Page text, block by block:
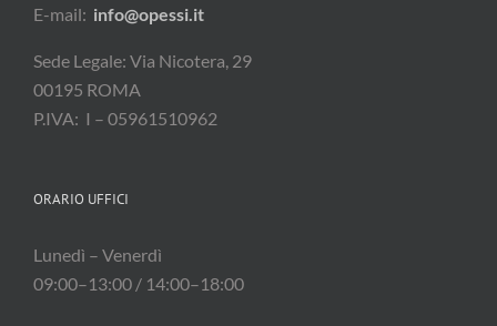
E-mail: info@opessi.it
Sede Legale: Via Nicotera, 29
00195 ROMA
P.IVA: I – 05961510962
ORARIO UFFICI
Lunedì – Venerdì
09:00–13:00 / 14:00–18:00